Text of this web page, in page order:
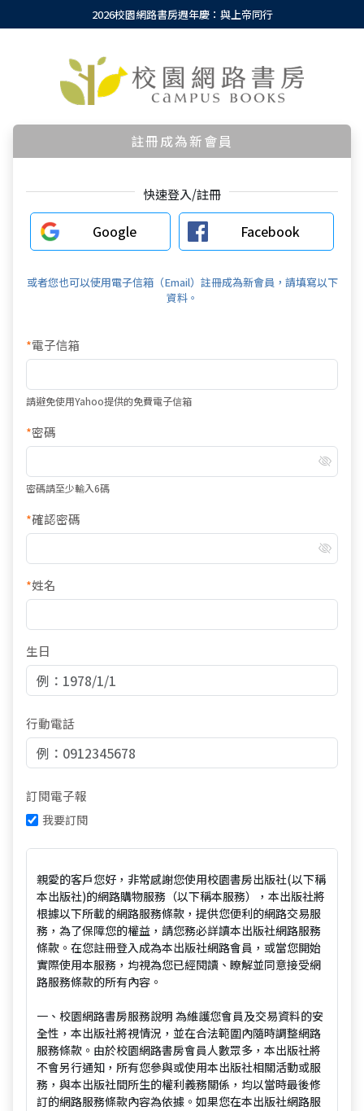
2026校園網路書房週年慶：與上帝同行
註冊成為新會員
快速登入/註冊
Google Facebook
或者您也可以使用電子信箱（Email）註冊成為新會員，請填寫以下
資料。
*電子信箱
請避免使用Yahoo提供的免費電子信箱
*密碼
密碼請至少輸入6碼
*確認密碼
*姓名
生日
行動電話
訂閱電子報
我要訂閱